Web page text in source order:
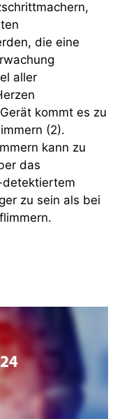
die eine
aller
kommt es zu
(2).
kann zu
das
detektiertem
zu sein als bei